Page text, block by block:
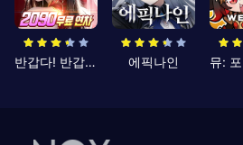
반갑다! 반갑삼국지 에픽나인